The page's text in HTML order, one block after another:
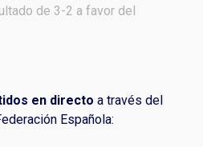
de 3-2 a favor del
en directo a través del
Española: